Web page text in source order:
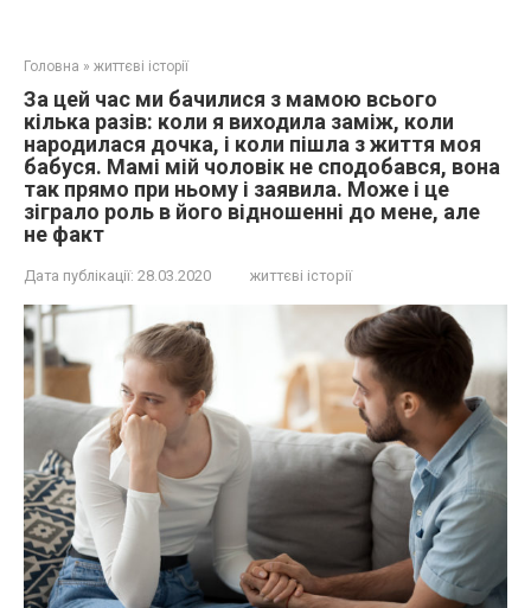
Головна » життєві історії
За цей час ми бачилися з мамою всього
кілька разів: коли я виходила заміж, коли
народилася дочка, і коли пішла з життя моя
бабуся. Мамі мій чоловік не сподобався, вона
так прямо при ньому і заявила. Може і це
зіграло роль в його відношенні до мене, але
не факт
Дата публікації: 28.03.2020 життєві історії